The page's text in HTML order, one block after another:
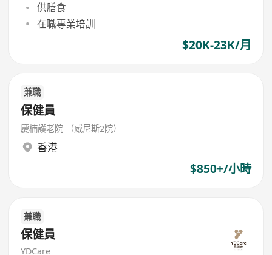
供膳食
在職專業培訓
$20K-23K/月
兼職
保健員
慶楠護老院 （威尼斯2院）
香港
$850+/小時
兼職
保健員
YDCare